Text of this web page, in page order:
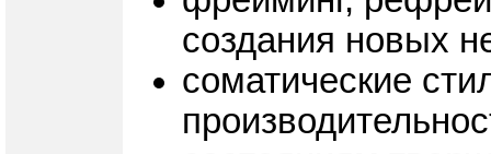
создания новых
соматические